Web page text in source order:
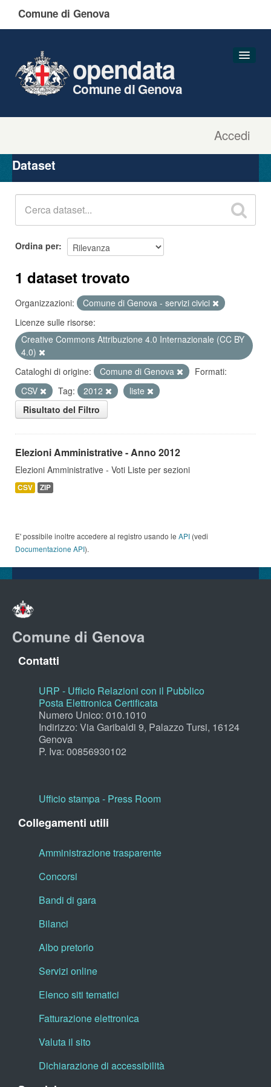
Comune di Genova
Accedi
opendata
Comune di Genova
Organizzazioni
Gruppi
Dataset
Ordina per
1 dataset trovato
Organizzazioni:
Comune di Genova - servizi civici
Licenze sulle risorse:
Creative Commons Attribuzione 4.0 Internazionale (CC BY
4.0)
Cataloghi di origine:
Comune di Genova
Formati:
CSV
Tag: 2012
liste
Risultato del Filtro
Elezioni Amministrative - Anno 2012
Elezioni Amministrative - Voti Liste per sezioni
CSV ZIP
E' possibile inoltre accedere al registro usando le API (vedi
Documentazione API).
Comune di Genova
Contatti
URP - Ufficio Relazioni con il Pubblico
Posta Elettronica Certificata
Numero Unico: 010.1010
Indirizzo: Via Garibaldi 9, Palazzo Tursi, 16124
Genova
P. Iva: 00856930102
Ufficio stampa - Press Room
Collegamenti utili
Amministrazione trasparente
Concorsi
Bandi di gara
Bilanci
Albo pretorio
Servizi online
Elenco siti tematici
Fatturazione elettronica
Valuta il sito
Dichiarazione di accessibilità